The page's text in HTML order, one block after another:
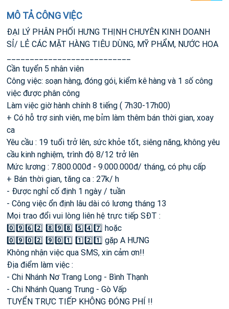
MÔ TẢ CÔNG VIỆC
ĐẠI LÝ PHÂN PHỐI HƯNG THỊNH CHUYÊN KINH DOANH
SỈ/ LẺ CÁC MẶT HÀNG TIÊU DÙNG, MỸ PHẨM, NƯỚC HOA
Cần tuyển 5 nhân viên
Công việc: soạn hàng, đóng gói, kiểm kê hàng và 1 số công
việc được phân công
Làm việc giờ hành chính 8 tiếng ( 7h30-17h00)
+ Có hỗ trợ sinh viên, mẹ bỉm làm thêm bán thời gian, xoay
ca
Yêu cầu : 19 tuổi trở lên, sức khỏe tốt, siêng năng, không yêu
cầu kinh nghiệm, trình độ 8/12 trở lên
Mức lương : 7.800.000đ - 9.000.000đ/ tháng, có phụ cấp
+ Bán thời gian, tăng ca : 27k/ h
- Được nghỉ cố định 1 ngày / tuần
- Công việc ổn định lâu dài có lương tháng 13
Mọi trao đổi vui lòng liên hệ trực tiếp SĐT :
0️⃣9️⃣6️⃣2️⃣ 8️⃣9️⃣8️⃣ 5️⃣4️⃣7️⃣ hoặc
0️⃣9️⃣0️⃣2️⃣ 9️⃣0️⃣1️⃣ 1️⃣2️⃣1️⃣ gặp A HƯNG
Không nhận việc qua SMS, xin cảm ơn!!
Địa điểm làm việc :
- Chi Nhánh Nơ Trang Long - Bình Thạnh
- Chi Nhánh Quang Trung - Gò Vấp
TUYỂN TRỰC TIẾP KHÔNG ĐÓNG PHÍ !!